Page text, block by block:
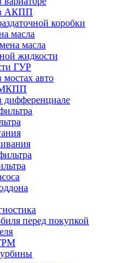
в АКПП
коробки
масла
масла
жидкости
ГУР
мостах авто
МКПП
дифференциале
перед покупкой